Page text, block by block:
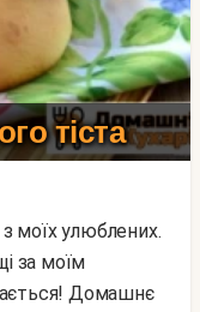
тіста
за моїм
Домашнє